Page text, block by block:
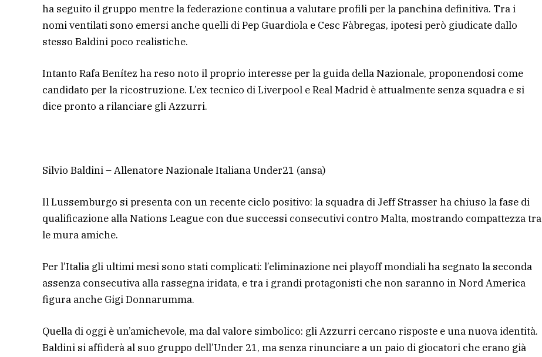
ha seguito il gruppo mentre la federazione continua a valutare profili per la panchina definitiva. Tra i
nomi ventilati sono emersi anche quelli di Pep Guardiola e Cesc Fàbregas, ipotesi però giudicate dallo
stesso Baldini poco realistiche.
Intanto Rafa Benítez ha reso noto il proprio interesse per la guida della Nazionale, proponendosi come
candidato per la ricostruzione. L’ex tecnico di Liverpool e Real Madrid è attualmente senza squadra e si
dice pronto a rilanciare gli Azzurri.
Silvio Baldini – Allenatore Nazionale Italiana Under21 (ansa)
Il Lussemburgo si presenta con un recente ciclo positivo: la squadra di Jeff Strasser ha chiuso la fase di
qualificazione alla Nations League con due successi consecutivi contro Malta, mostrando compattezza tra
le mura amiche.
Per l’Italia gli ultimi mesi sono stati complicati: l’eliminazione nei playoff mondiali ha segnato la seconda
assenza consecutiva alla rassegna iridata, e tra i grandi protagonisti che non saranno in Nord America
figura anche Gigi Donnarumma.
Quella di oggi è un’amichevole, ma dal valore simbolico: gli Azzurri cercano risposte e una nuova identità.
Baldini si affiderà al suo gruppo dell’Under 21, ma senza rinunciare a un paio di giocatori che erano già